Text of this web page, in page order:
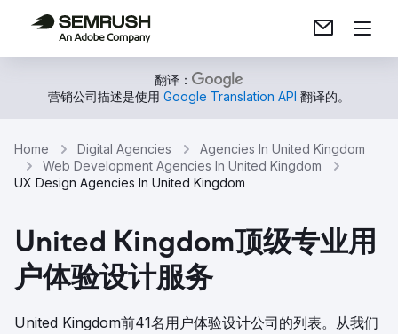
翻译：
营销公司描述是使用 Google Translation API 翻译的。
Home Digital Agencies
Agencies In United Kingdom
Web Development Agencies In United Kingdom
UX Design Agencies In United Kingdom
United Kingdom顶级专业用
户体验设计服务
United Kingdom前41名用户体验设计公司的列表。从我们